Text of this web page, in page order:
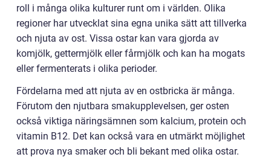
roll i många olika kulturer runt om i världen. Olika
regioner har utvecklat sina egna unika sätt att tillverka
och njuta av ost. Vissa ostar kan vara gjorda av
komjölk, gettermjölk eller fårmjölk och kan ha mogats
eller fermenterats i olika perioder.
Fördelarna med att njuta av en ostbricka är många.
Förutom den njutbara smakupplevelsen, ger osten
också viktiga näringsämnen som kalcium, protein och
vitamin B12. Det kan också vara en utmärkt möjlighet
att prova nya smaker och bli bekant med olika ostar.